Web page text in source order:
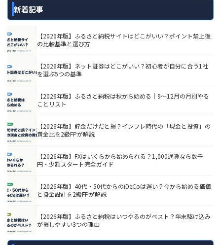
新着記事
【2026年版】ふるさと納税サイトはどこがいい？ポイント禁止後
の比較基準と選び方
【2026年版】ネット証券はどこがいい？初心者が自分に合う1社
を選ぶ5つの基準
【2026年版】ふるさと納税は秋から始める｜9〜12月の月別やる
ことリスト
【2026年版】貯金だけだと損？インフレ時代の「現金と投資」の
黄金比を2級FPが解説
【2026年版】FXはいくらから始められる？1,000通貨なら数千
円・少額スタート完全ガイド
【2026年版】40代・50代からのiDeCoは遅い？今から始める価値
と掛金設計を2級FPが解説
【2026年版】ふるさと納税はいつやるのがベスト？年末駆け込み
が損しやすい3つの理由